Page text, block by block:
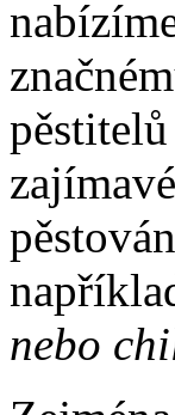
nebo